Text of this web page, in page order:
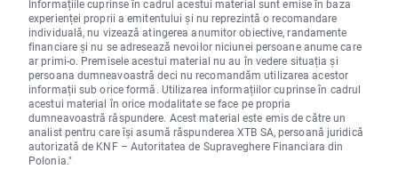
Informațiile cuprinse în cadrul acestui material sunt emise în baza
experienței proprii a emitentului și nu reprezintă o recomandare
individuală, nu vizează atingerea anumitor obiective, randamente
financiare și nu se adresează nevoilor niciunei persoane anume care
ar primi-o. Premisele acestui material nu au în vedere situația și
persoana dumneavoastră deci nu recomandăm utilizarea acestor
informații sub orice formă. Utilizarea informațiilor cuprinse în cadrul
acestui material în orice modalitate se face pe propria
dumneavoastră răspundere. Acest material este emis de către un
analist pentru care își asumă răspunderea XTB SA, persoană juridică
autorizată de KNF – Autoritatea de Supraveghere Financiara din
Polonia."